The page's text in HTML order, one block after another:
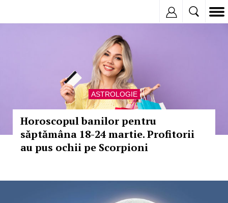
ASTROLOGIE
Horoscopul banilor pentru
săptămâna 18-24 martie. Profitorii
au pus ochii pe Scorpioni